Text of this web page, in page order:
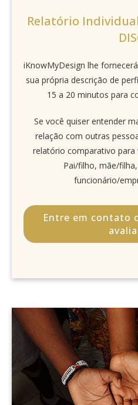
Relatório
iKnowMyDesign lhe
sua própria descrição de
15 a 20 minutos para
Se você quiser entender
relação com outras
relatório comparativo para
Pai/filho, mãe/
funcionário/
Entre em contato